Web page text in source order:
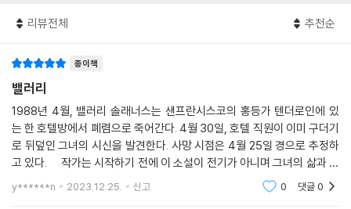
리뷰전체 추천순
종이책
밸러리
1988년 4월, 밸러리 솔래너스는 샌프란시스코의 홍등가 텐더로인에 있
는 한 호텔방에서 폐렴으로 죽어간다. 4월 30일, 호텔 직원이 이미 구더기
로 뒤덮인 그녀의 시신을 발견한다. 사망 시점은 4월 25일 경으로 추정하
고 있다. 작가는 시작하기 전에 이 소설이 전기가 아니며 그녀의 삶과 저
작에 기반을 둔 환상문학임을 밝힌다. 그리고 밸러리 솔래너스의 삶을 충
실히 재현하
y******n 2023.12.25. 신고 0 댓글0